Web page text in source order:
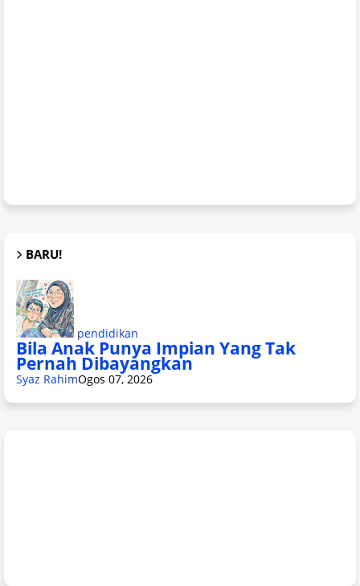
BARU!
pendidikan
Bila Anak Punya Impian Yang Tak
Pernah Dibayangkan
Syaz RahimOgos 07, 2026